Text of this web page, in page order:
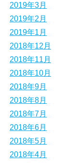
2019年3月
2019年2月
2019年1月
2018年12月
2018年11月
2018年10月
2018年9月
2018年8月
2018年7月
2018年6月
2018年5月
2018年4月